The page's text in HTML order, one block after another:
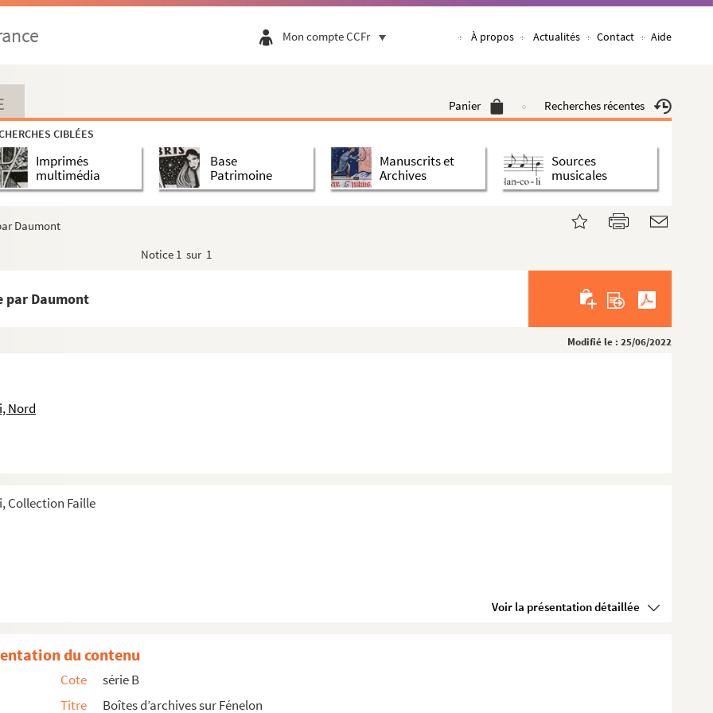
Mon compte CCFr À propos Actualités Contact Aide
Panier Recherches récentes
CIBLÉES
Imprimés
multimédia
Base
Patrimoine
Manuscrits et
Archives
Sources
musicales
Daumont
Notice 1 sur 1
par Daumont
Modifié le : 25/06/2022
Nord
Collection Faille
Voir la présentation détaillée
archevêque-duc de Cambray
achetés
posthumes rendus àFénelon
de Salignac La Mothe Fénelon, petit-neveu d...
de Salignac La Mothe Fénelon, petit-neveu d...
(1)
(2)
par Grateloup d'après Vivien
d'après un dessin de Vivien
d'après un dessin de Vivien
du contenu
Cote
série B
Titre
Boîtes d’archives sur Fénelon